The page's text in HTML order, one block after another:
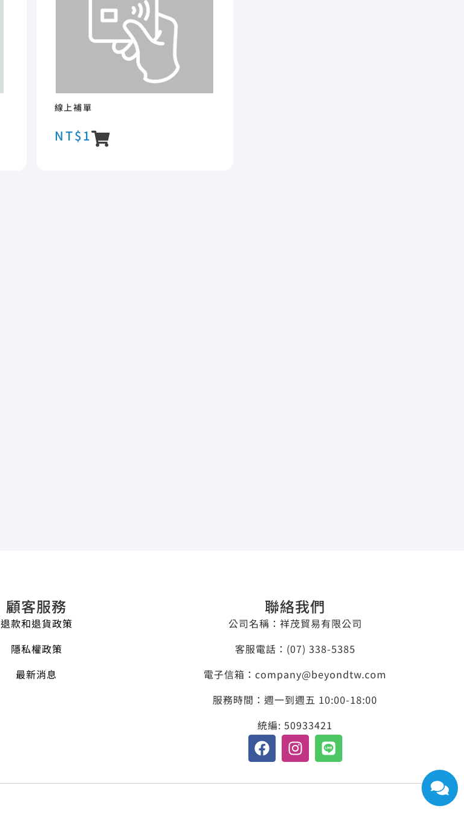
線上補單
NT$1
顧客服務
退款和退貨政策
隱私權政策
最新消息
聯絡我們
公司名稱：祥茂貿易有限公司
客服電話：​(07) 338-5385
電子信箱：company@beyondtw.com
服務時間：週一到週五 10:00-18:00
統編: 50933421